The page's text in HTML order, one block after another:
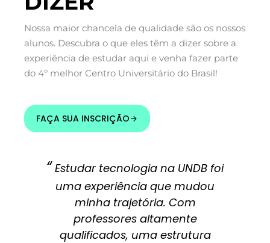
Nossa maior chancela de qualidade são os nossos
alunos. Descubra o que eles têm a dizer sobre a
experiência de estudar aqui e venha fazer parte
do 4º melhor Centro Universitário do Brasil!
FAÇA SUA INSCRIÇÃO
“ Estudar tecnologia na UNDB foi
uma experiência que mudou
minha trajetória. Com
professores altamente
qualificados, uma estrutura